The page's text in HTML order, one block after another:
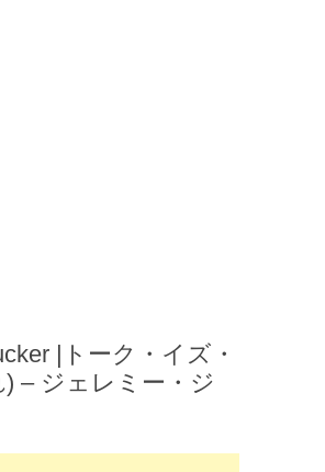
|トーク・イズ・
– ジェレミー・ジ